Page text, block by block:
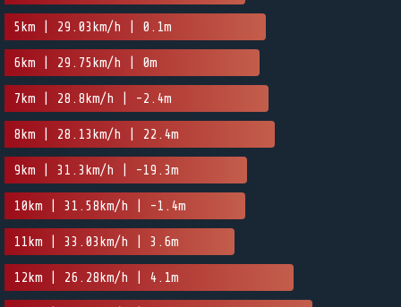
5km | 29.03km/h | 0.1m
6km | 29.75km/h | 0m
7km | 28.8km/h | -2.4m
8km | 28.13km/h | 22.4m
9km | 31.3km/h | -19.3m
10km | 31.58km/h | -1.4m
11km | 33.03km/h | 3.6m
12km | 26.28km/h | 4.1m